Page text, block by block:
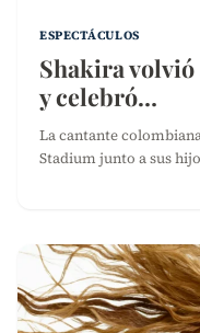
ESPECTÁCULOS
Shakira volvió
y celebró…
La cantante
Stadium junto a sus